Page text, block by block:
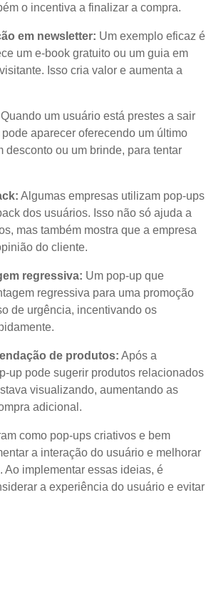
o incentiva a finalizar a compra.
em newsletter: Um exemplo eficaz é
um e-book gratuito ou um guia em
Isso cria valor e aumenta a
Quando um usuário está prestes a sair
aparecer oferecendo um último
desconto ou um brinde, para tentar
Algumas empresas utilizam pop-ups
dos usuários. Isso não só ajuda a
mas também mostra que a empresa
do cliente.
regressiva: Um pop-up que
regressiva para uma promoção
de urgência, incentivando os
de produtos: Após a
up pode sugerir produtos relacionados
visualizando, aumentando as
adicional.
como pop-ups criativos e bem
a interação do usuário e melhorar
Ao implementar essas ideias, é
a experiência do usuário e evitar